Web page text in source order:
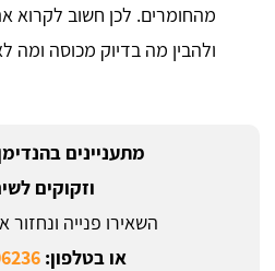
מהחומרים. לכן חשוב לקרוא
ולהבין מה בדיוק מכוסה ומה
מתעניינים
וזקוקים
השאירו פנייה
או בטלפון: